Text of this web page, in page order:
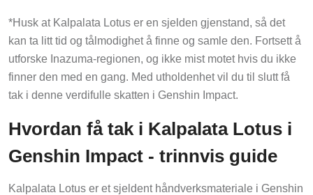
*Husk at Kalpalata Lotus er en sjelden gjenstand, så det
kan ta litt tid og tålmodighet å finne og samle den. Fortsett å
utforske Inazuma-regionen, og ikke mist motet hvis du ikke
finner den med en gang. Med utholdenhet vil du til slutt få
tak i denne verdifulle skatten i Genshin Impact.
Hvordan få tak i Kalpalata Lotus i
Genshin Impact - trinnvis guide
Kalpalata Lotus er et sjeldent håndverksmateriale i Genshin